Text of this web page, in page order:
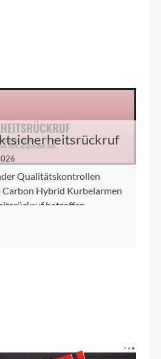
Hybrid Kurbelarme
Qualitätskontrollen
Hybrid Kurbelarmen
betroffen.